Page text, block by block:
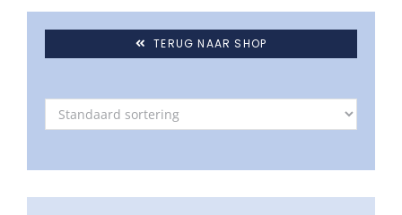
TERUG NAAR SHOP